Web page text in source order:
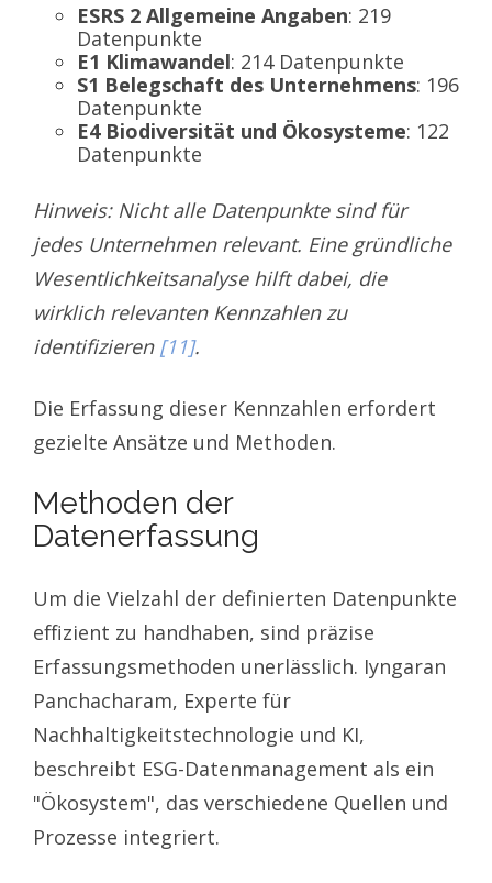
ESRS 2 Allgemeine Angaben: 219
Datenpunkte
E1 Klimawandel: 214 Datenpunkte
S1 Belegschaft des Unternehmens: 196
Datenpunkte
E4 Biodiversität und Ökosysteme: 122
Datenpunkte
Hinweis: Nicht alle Datenpunkte sind für
jedes Unternehmen relevant. Eine gründliche
Wesentlichkeitsanalyse hilft dabei, die
wirklich relevanten Kennzahlen zu
identifizieren [11].
Die Erfassung dieser Kennzahlen erfordert
gezielte Ansätze und Methoden.
Methoden der
Datenerfassung
Um die Vielzahl der definierten Datenpunkte
effizient zu handhaben, sind präzise
Erfassungsmethoden unerlässlich. Iyngaran
Panchacharam, Experte für
Nachhaltigkeitstechnologie und KI,
beschreibt ESG-Datenmanagement als ein
"Ökosystem", das verschiedene Quellen und
Prozesse integriert.